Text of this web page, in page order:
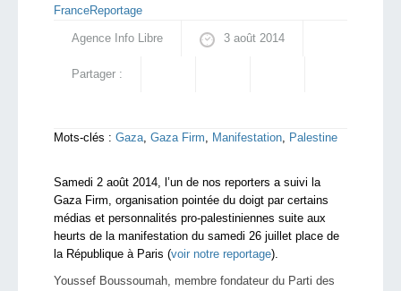
FranceReportage
Agence Info Libre 3 août 2014
Partager :
Mots-clés : Gaza, Gaza Firm, Manifestation, Palestine
Samedi 2 août 2014, l’un de nos reporters a suivi la
Gaza Firm, organisation pointée du doigt par certains
médias et personnalités pro-palestiniennes suite aux
heurts de la manifestation du samedi 26 juillet place de
la République à Paris (voir notre reportage).
Youssef Boussoumah, membre fondateur du Parti des